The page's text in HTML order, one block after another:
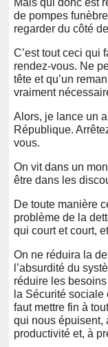
de pompes
regarder du côté
C’est tout ceci qui
rendez-vous. Ne
tête et qu’un
vraiment
Alors, je lance un
République.
vous.
On vit dans un
être dans les
De toute manière
problème de la
qui court et court,
On ne réduira la
l’absurdité du
réduire les
la Sécurité sociale
faut mettre fin à
qui nous épuisent,
productivité et, à